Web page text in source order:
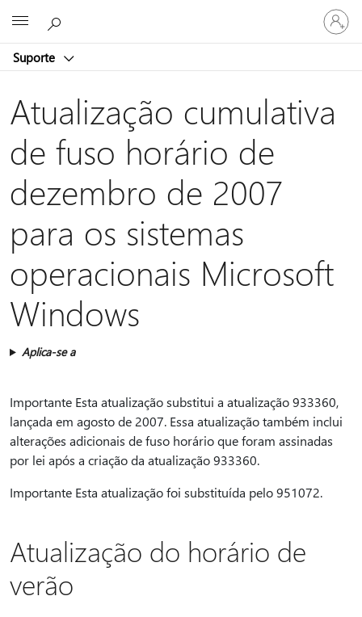
Suporte
Entre
em
sua
Atualização cumulativa
de fuso horário de
dezembro de 2007
para os sistemas
operacionais Microsoft
Windows
Aplica-se a
Importante Esta atualização substitui a atualização 933360,
lançada em agosto de 2007. Essa atualização também inclui
alterações adicionais de fuso horário que foram assinadas
por lei após a criação da atualização 933360.
Importante Esta atualização foi substituída pelo 951072.
Atualização do horário de
verão